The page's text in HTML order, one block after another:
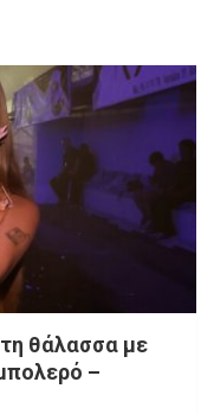
θάλασσα με
πλατφόρμα MYAGRO:
αγροτικών
κατηγορείται για τη
– Μεταγωγή στη ΓΑΔΑ
θάλασσα με
–